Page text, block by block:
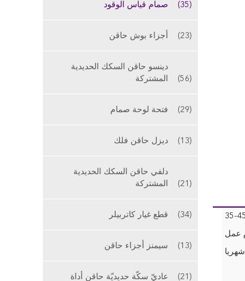
صمام قياس الوقود (35)
أجزاء بوش حاقن (23)
دينسو حاقن السكك الحديدية
المشتركة
(56)
فتحة لوحة صمام (29)
ديزل حاقن فلك (13)
دلفي حاقن السكك الحديدية
المشتركة
(21)
قطع غيار كاتربيلر (34)
سيمنز أجزاء حاقن (13)
عاديّ سكّة حديديّة حاقن أداة (21)
35-